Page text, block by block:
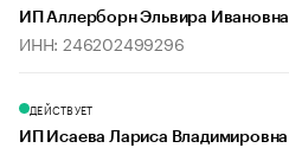
ИП Аллерборн Эльвира Ивановна
ИНН: 246202499296
ДЕЙСТВУЕТ
ИП Исаева Лариса Владимировна